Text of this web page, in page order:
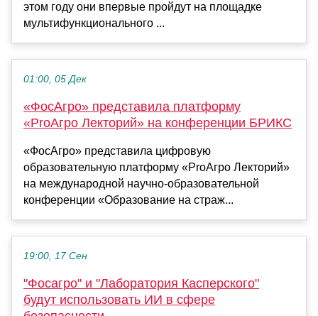
этом году они впервые пройдут на площадке
мультифункционального ...
01:00, 05 Дек
«ФосАгро» представила платформу
«PrоАгро Лекторий» на конференции БРИКС
«ФосАгро» представила цифровую
образовательную платформу «PrоАгро Лекторий»
на международной научно-образовательной
конференции «Образование на страж...
19:00, 17 Сен
"Фосагро" и "Лаборатория Касперского"
будут использовать ИИ в сфере